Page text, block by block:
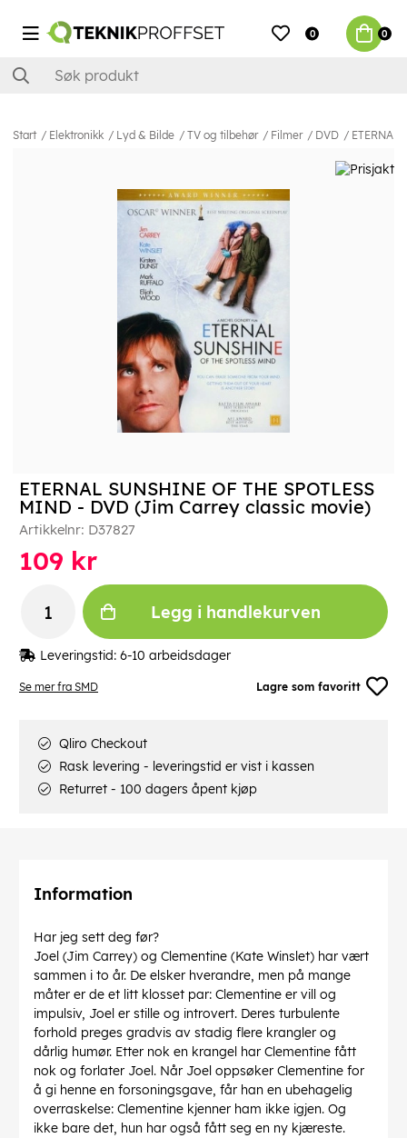
0 0
Start Elektronikk Lyd & Bilde TV og tilbehør Filmer DVD ETERNAL
Se mer fra SMD Lagre som favoritt
ETERNAL SUNSHINE OF THE SPOTLESS
MIND - DVD (Jim Carrey classic movie)
Artikkelnr: D37827
109 kr
Legg i handlekurven
Leveringstid: 6-10 arbeidsdager
Qliro Checkout
Rask levering - leveringstid er vist i kassen
Returret - 100 dagers åpent kjøp
Information
Har jeg sett deg før?
Joel (Jim Carrey) og Clementine (Kate Winslet) har vært
sammen i to år. De elsker hverandre, men på mange
måter er de et litt klosset par: Clementine er vill og
impulsiv, Joel er stille og introvert. Deres turbulente
forhold preges gradvis av stadig flere krangler og
dårlig humør. Etter nok en krangel har Clementine fått
nok og forlater Joel. Når Joel oppsøker Clementine for
å gi henne en forsoningsgave, får han en ubehagelig
overraskelse: Clementine kjenner ham ikke igjen. Og
ikke bare det, hun har også fått seg en ny kjæreste.